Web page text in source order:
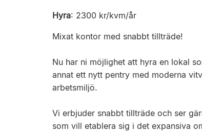
Hyra: 2300 kr/kvm/år
Mixat kontor med snabbt tillträde!
Nu har ni möjlighet att hyra en lokal
annat ett nytt pentry med moderna
arbetsmiljö.
Vi erbjuder snabbt tillträde och ser
som vill etablera sig i det expansiva